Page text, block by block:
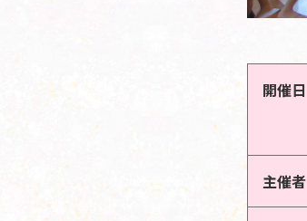
開催日
主催者